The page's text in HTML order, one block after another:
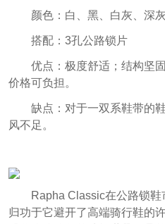
颜色：白、黑、白灰、深灰
搭配：3孔公路锁片
优点：极度舒适；结构坚
价格可负担。
缺点：对于一双系鞋带的
风不足。
Rapha Classic在公路锁
归功于它避开了高端骑行鞋的